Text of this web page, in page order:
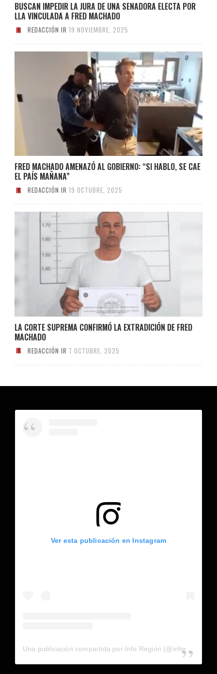
BUSCAN IMPEDIR LA JURA DE UNA SENADORA ELECTA POR
LLA VINCULADA A FRED MACHADO
REDACCIÓN IR 19 NOVIEMBRE, 2025
FRED MACHADO AMENAZÓ AL GOBIERNO: “SI HABLO, SE CAE
EL PAÍS MAÑANA”
REDACCIÓN IR 19 OCTUBRE, 2025
LA CORTE SUPREMA CONFIRMÓ LA EXTRADICIÓN DE FRED
MACHADO
REDACCIÓN IR 7 OCTUBRE, 2025
Ver esta publicación en Instagram